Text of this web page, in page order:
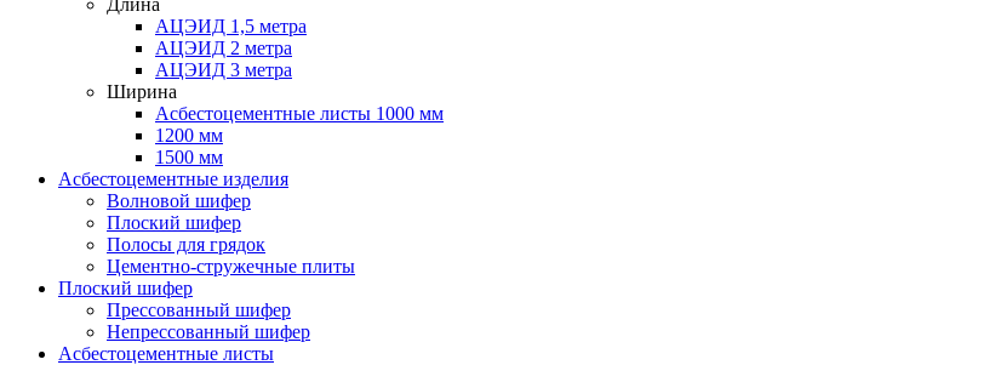
Длина
АЦЭИД 1,5 метра
АЦЭИД 2 метра
АЦЭИД 3 метра
Ширина
Асбестоцементные листы 1000 мм
1200 мм
1500 мм
Асбестоцементные изделия
Волновой шифер
Плоский шифер
Полосы для грядок
Цементно-стружечные плиты
Плоский шифер
Прессованный шифер
Непрессованный шифер
Асбестоцементные листы